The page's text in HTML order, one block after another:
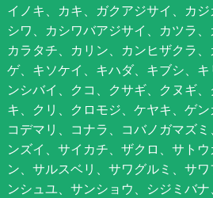
イノキ、カキ、ガクアジサイ、カ
シワ、カシワバアジサイ、カツラ、
カラタチ、カリン、カンヒザクラ
ゲ、キソケイ、キハダ、キブシ、
ンシバイ、クコ、クサギ、クヌギ
キ、クリ、クロモジ、ケヤキ、ゲン
コデマリ、コナラ、コバノガマズ
ンズイ、サイカチ、ザクロ、サト
ン、サルスベリ、サワグルミ、サ
ンシュユ、サンショウ、シジミバ